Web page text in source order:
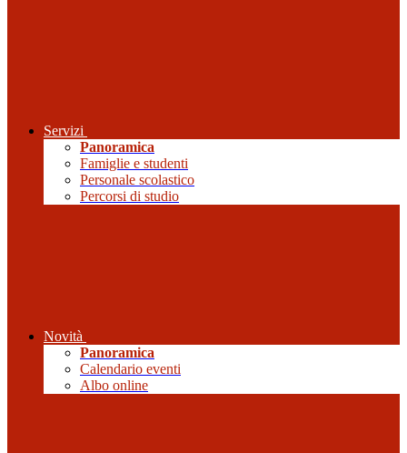
Servizi
Panoramica
Famiglie e studenti
Personale scolastico
Percorsi di studio
Novità
Panoramica
Calendario eventi
Albo online